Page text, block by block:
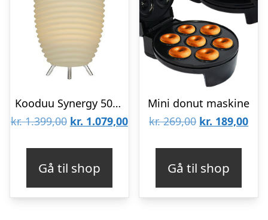
Kooduu Synergy 50S Bluetooth-højttaler
kr.1.399,00 Den
kr. 1.399,00.
kr. 1.079,00Den
kr. 1.079,00.
Gå til shop
Mini donut maskine
kr.269,00 Den
kr. 269,00.
kr. 189,00Den
kr.
Gå til shop